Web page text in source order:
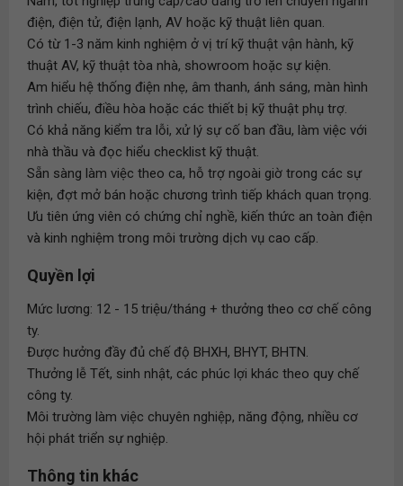
điện, điện tử, điện lạnh, AV hoặc kỹ thuật liên quan.
Có từ 1-3 năm kinh nghiệm ở vị trí kỹ thuật vận hành, kỹ
thuật AV, kỹ thuật tòa nhà, showroom hoặc sự kiện.
Am hiểu hệ thống điện nhẹ, âm thanh, ánh sáng, màn hình
trình chiếu, điều hòa hoặc các thiết bị kỹ thuật phụ trợ.
Có khả năng kiểm tra lỗi, xử lý sự cố ban đầu, làm việc với
nhà thầu và đọc hiểu checklist kỹ thuật.
Sẵn sàng làm việc theo ca, hỗ trợ ngoài giờ trong các sự
kiện, đợt mở bán hoặc chương trình tiếp khách quan trọng.
Ưu tiên ứng viên có chứng chỉ nghề, kiến thức an toàn điện
và kinh nghiệm trong môi trường dịch vụ cao cấp.
Quyền lợi
Mức lương: 12 - 15 triệu/tháng + thưởng theo cơ chế công
ty.
Được hưởng đầy đủ chế độ BHXH, BHYT, BHTN.
Thưởng lễ Tết, sinh nhật, các phúc lợi khác theo quy chế
công ty.
Môi trường làm việc chuyên nghiệp, năng động, nhiều cơ
hội phát triển sự nghiệp.
Thông tin khác